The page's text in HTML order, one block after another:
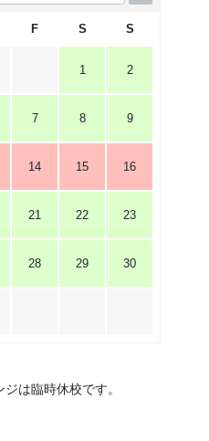
F S S
1 2
7 8 9
14 15 16
21 22 23
28 29 30
は臨時休校です。